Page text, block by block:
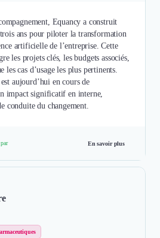
Equancy a construit
ans pour piloter la transformation
artificielle de l’entreprise. Cette
les projets clés, les budgets associés,
cas d’usage les plus pertinents.
aujourd’hui en cours de
impact significatif en interne,
conduite du changement.
En savoir plus